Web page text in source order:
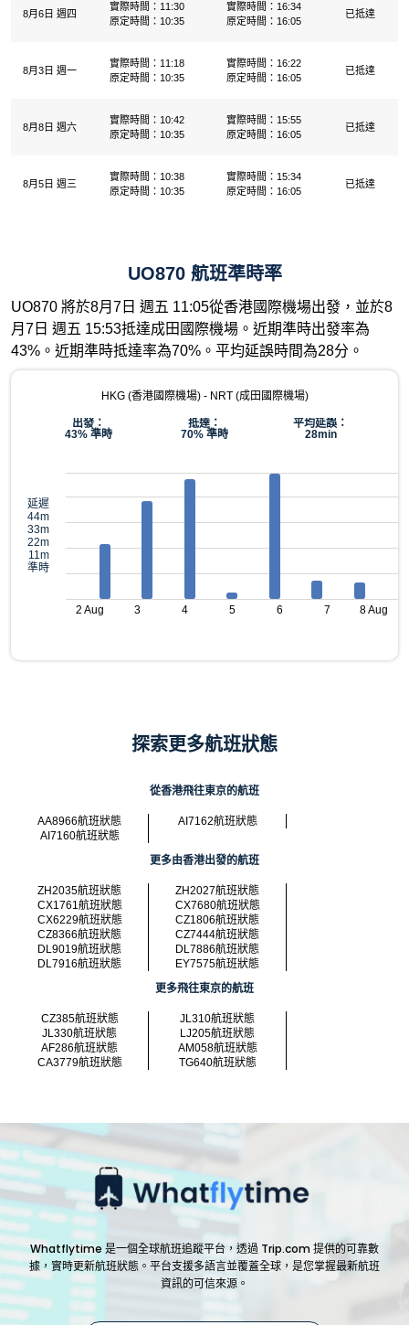
8月6日 週四
實際時間：11:30
原定時間：10:35
實際時間：16:34
原定時間：16:05
已抵達
8月3日 週一
實際時間：11:18
原定時間：10:35
實際時間：16:22
原定時間：16:05
已抵達
8月8日 週六
實際時間：10:42
原定時間：10:35
實際時間：15:55
原定時間：16:05
已抵達
8月5日 週三
實際時間：10:38
原定時間：10:35
實際時間：15:34
原定時間：16:05
已抵達
UO870 航班準時率
UO870 將於8月7日 週五 11:05從香港國際機場出發，並於8
月7日 週五 15:53抵達成田國際機場。近期準時出發率為
43%。近期準時抵達率為70%。平均延誤時間為28分。
HKG (香港國際機場) - NRT (成田國際機場)
出發：
43% 準時
抵達：
70% 準時
平均延誤：
28min
延遲
44m
33m
22m
11m
準時
2 Aug 3 4 5 6 7 8 Aug
探索更多航班狀態
從香港飛往東京的航班
AA8966航班狀態
AI7162航班狀態
AI7160航班狀態
更多由香港出發的航班
ZH2035航班狀態
ZH2027航班狀態
CX1761航班狀態
CX7680航班狀態
CX6229航班狀態
CZ1806航班狀態
CZ8366航班狀態
CZ7444航班狀態
DL9019航班狀態
DL7886航班狀態
DL7916航班狀態
EY7575航班狀態
更多飛往東京的航班
CZ385航班狀態
JL310航班狀態
JL330航班狀態
LJ205航班狀態
AF286航班狀態
AM058航班狀態
CA3779航班狀態
TG640航班狀態
Whatflytime 是一個全球航班追蹤平台，透過 Trip.com 提供的可靠數
據，實時更新航班狀態。平台支援多語言並覆蓋全球，是您掌握最新航班
資訊的可信來源。